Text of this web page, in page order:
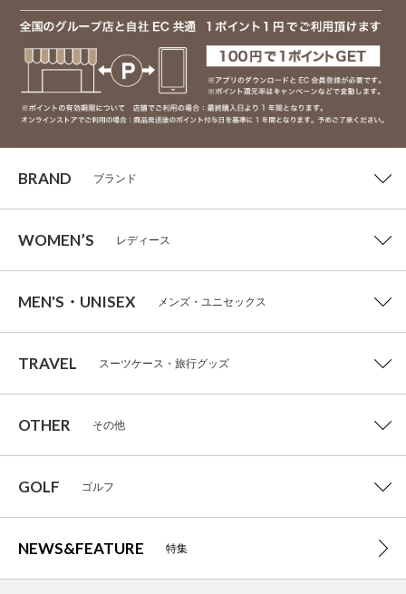
BRAND ブランド
WOMEN’S レディース
MEN'S・UNISEX メンズ・ユニセックス
TRAVEL スーツケース・旅行グッズ
OTHER その他
GOLF ゴルフ
NEWS&FEATURE 特集